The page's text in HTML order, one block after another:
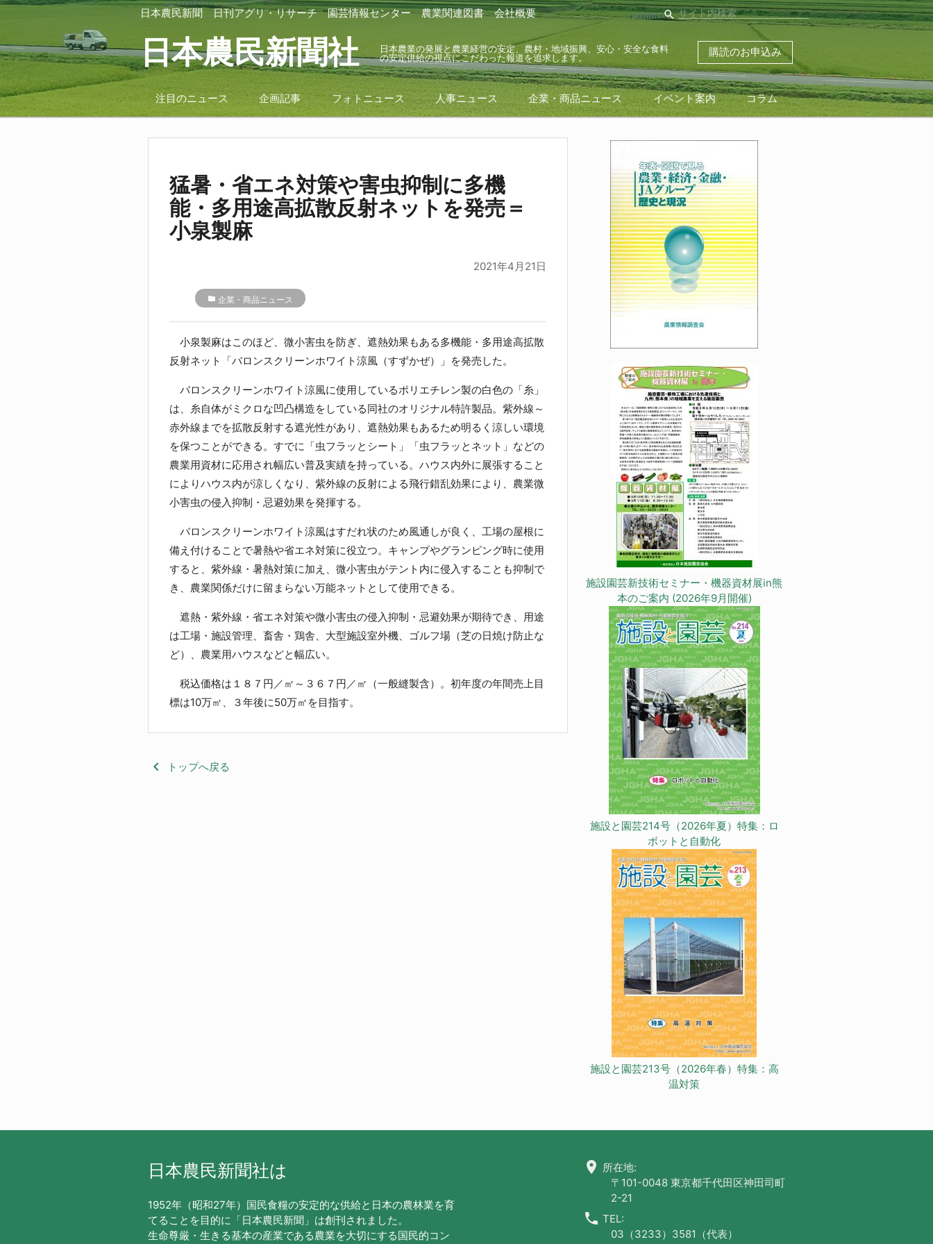
日本農民新聞 日刊アグリ・リサーチ 園芸情報センター 農業関連図書 会社概要 search
日本農民新聞社
日本農業の発展と農業経営の安定、農村・地域振興、安心・安全な食料
の安定供給の視点にこだわった報道を追求します。
購読のお申込み
注目のニュース 企画記事 フォトニュース 人事ニュース 企業・商品ニュース イベント案内 コラム
猛暑・省エネ対策や害虫抑制に多機
能・多用途高拡散反射ネットを発売＝
小泉製麻
2021年4月21日
folder 企業・商品ニュース
小泉製麻はこのほど、微小害虫を防ぎ、遮熱効果もある多機能・多用途高拡散
反射ネット「バロンスクリーンホワイト涼風（すずかぜ）」を発売した。
バロンスクリーンホワイト涼風に使用しているポリエチレン製の白色の「糸」
は、糸自体がミクロな凹凸構造をしている同社のオリジナル特許製品。紫外線～
赤外線までを拡散反射する遮光性があり、遮熱効果もあるため明るく涼しい環境
を保つことができる。すでに「虫フラッとシート」「虫フラッとネット」などの
農業用資材に応用され幅広い普及実績を持っている。ハウス内外に展張すること
によりハウス内が涼しくなり、紫外線の反射による飛行錯乱効果により、農業微
小害虫の侵入抑制・忌避効果を発揮する。
バロンスクリーンホワイト涼風はすだれ状のため風通しが良く、工場の屋根に
備え付けることで暑熱や省エネ対策に役立つ。キャンプやグランピング時に使用
すると、紫外線・暑熱対策に加え、微小害虫がテント内に侵入することも抑制で
き、農業関係だけに留まらない万能ネットとして使用できる。
遮熱・紫外線・省エネ対策や微小害虫の侵入抑制・忌避効果が期待でき、用途
は工場・施設管理、畜舎・鶏舎、大型施設室外機、ゴルフ場（芝の日焼け防止な
ど）、農業用ハウスなどと幅広い。
税込価格は１８７円／㎡～３６７円／㎡（一般縫製含）。初年度の年間売上目
標は10万㎡、３年後に50万㎡を目指す。
keyboard_arrow_left トップへ戻る
施設園芸新技術セミナー・機器資材展in熊
本のご案内 (2026年9月開催)
施設と園芸214号（2026年夏）特集：ロ
ボットと自動化
施設と園芸213号（2026年春）特集：高
温対策
日本農民新聞社は
1952年（昭和27年）国民食糧の安定的な供給と日本の農林業を育
てることを目的に「日本農民新聞」は創刊されました。
生命尊厳・生きる基本の産業である農業を大切にする国民的コン
location_on 所在地:
〒101-0048 東京都千代田区神田司町
2-21
call TEL:
03（3233）3581（代表）